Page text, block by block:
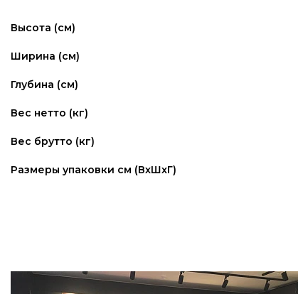
Высота (см)
Ширина (см)
Глубина (см)
Вес нетто (кг)
Вес брутто (кг)
Размеры упаковки см (ВxШxГ)